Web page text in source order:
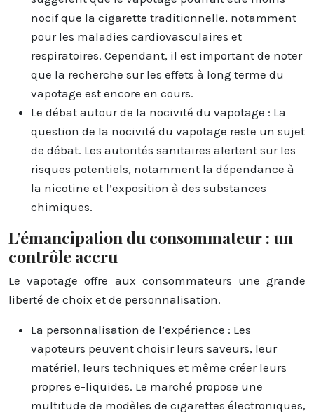
nocif que la cigarette traditionnelle, notamment
pour les maladies cardiovasculaires et
respiratoires. Cependant, il est important de noter
que la recherche sur les effets à long terme du
vapotage est encore en cours.
Le débat autour de la nocivité du vapotage : La
question de la nocivité du vapotage reste un sujet
de débat. Les autorités sanitaires alertent sur les
risques potentiels, notamment la dépendance à
la nicotine et l’exposition à des substances
chimiques.
L’émancipation du consommateur : un
contrôle accru
Le vapotage offre aux consommateurs une grande
liberté de choix et de personnalisation.
La personnalisation de l’expérience : Les
vapoteurs peuvent choisir leurs saveurs, leur
matériel, leurs techniques et même créer leurs
propres e-liquides. Le marché propose une
multitude de modèles de cigarettes électroniques,